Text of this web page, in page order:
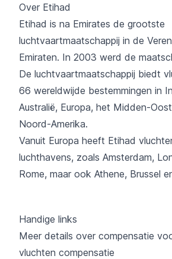
Over Etihad
Etihad is na Emirates de grootste
luchtvaartmaatschappij in de
Emiraten. In 2003 werd de
De luchtvaartmaatschappij biedt
66 wereldwijde bestemmingen in
Australië, Europa, het Midden-
Noord-Amerika.
Vanuit Europa heeft Etihad
luchthavens, zoals Amsterdam,
Rome, maar ook Athene, Brussel
Handige links
Meer details over compensatie
vluchten compensatie